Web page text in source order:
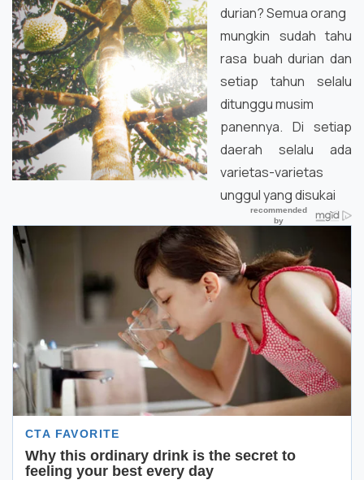
durian? Semua orang
mungkin sudah tahu
rasa buah durian dan
setiap tahun selalu
ditunggu musim
panennya. Di setiap
daerah selalu ada
varietas-varietas
unggul yang disukai